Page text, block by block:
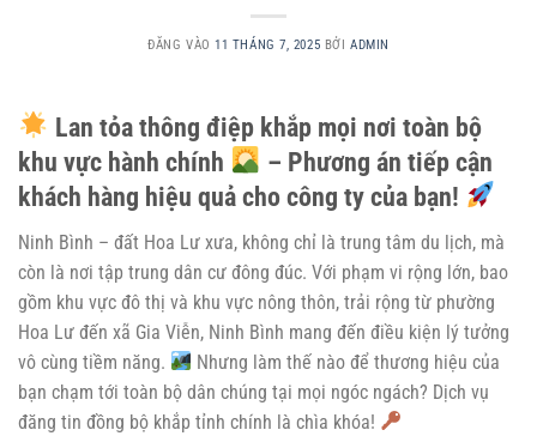
ĐĂNG VÀO11 THÁNG 7, 2025 BỞI ADMIN
Lan tỏa thông điệp khắp mọi nơi toàn bộ
khu vực hành chính
– Phương án tiếp cận
khách hàng hiệu quả cho công ty của bạn!
Ninh Bình – đất Hoa Lư xưa, không chỉ là trung tâm du lịch, mà
còn là nơi tập trung dân cư đông đúc. Với phạm vi rộng lớn, bao
gồm khu vực đô thị và khu vực nông thôn, trải rộng từ phường
Hoa Lư đến xã Gia Viễn, Ninh Bình mang đến điều kiện lý tưởng
vô cùng tiềm năng.
Nhưng làm thế nào để thương hiệu của
bạn chạm tới toàn bộ dân chúng tại mọi ngóc ngách? Dịch vụ
đăng tin đồng bộ khắp tỉnh chính là chìa khóa!